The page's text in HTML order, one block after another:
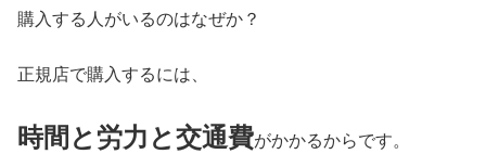
購入する人がいるのはなぜか？
正規店で購入するには、
時間と労力と交通費がかかるからです。